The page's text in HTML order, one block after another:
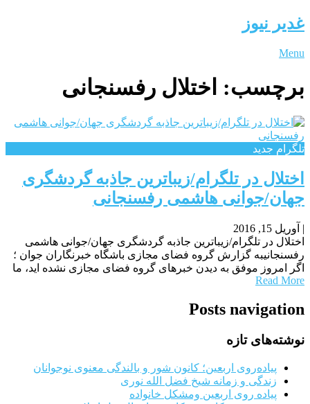
غدیر نیوز
Menu
برچسب: اختلال رفسنجانی
تلگرام جدید
اختلال در تلگرام/زیباترین جاذبه گردشگری
جهان/جوانی هاشمی رفسنجانی
| آوریل 15, 2016
اختلال در تلگرام/زیباترین جاذبه گردشگری جهان/جوانی هاشمی
رفسنجانیبه گزارش گروه فضای مجازی باشگاه خبرنگاران جوان ؛
اگر امروز موفق به دیدن خبرهای گروه فضای مجازی نشده اید، ما
Read More
Posts navigation
نوشته‌های تازه
پیاده‌روی اربعین؛ کانون شور و بالندگی معنوی نوجوانان
زندگی و زمانه شیخ فضل الله نوری
پیاده روی اربعین ومشکل خانواده